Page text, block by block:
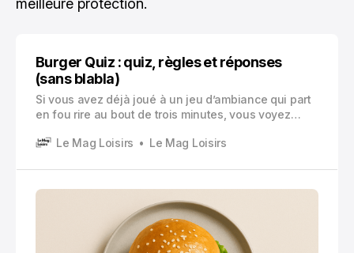
meilleure protection.
Burger Quiz : quiz, règles et réponses
(sans blabla)
Si vous avez déjà joué à un jeu d’ambiance qui part
en fou rire au bout de trois minutes, vous voyez
équipes, des questions qui vont de « facile » à «
bête mais très efficace.
Le Mag Loisirs Le Mag Loisirs